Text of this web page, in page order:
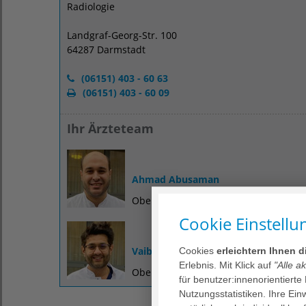
Radiologie
Landgraf-Georg-Str. 100
64287 Darmstadt
(06151) 403 - 60 63
(06151) 403 - 60 09
Ihr Ärzteteam
Ahmad Abusaman
Oberarzt
Vaibhav Sharma
Oberarzt
Cookie
Cookies erleichtern Ihnen
Erlebnis. Mit Klick auf "Alle
für benutzer:innenorientierte
Nutzungsstatistiken. Ihre